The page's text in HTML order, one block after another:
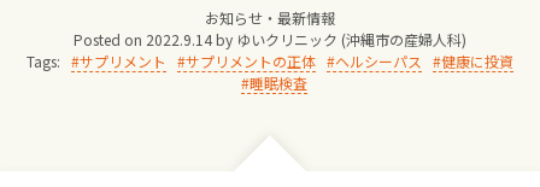
お知らせ・最新情報
Posted on 2022.9.14by ゆいクリニック (沖縄市の産婦人科)
Tags:
サプリメント サプリメントの正体 ヘルシーパス
健康に投資
睡眠検査
ゆいクリニックの経営理念
診療料金